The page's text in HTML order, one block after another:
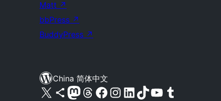
Matt ↗
bbPress ↗
BuddyPress ↗
China 简体中文
关注我们的 X（原 Twitter）账号 访问我们的 Bluesky 账号 关注我们的 Mastodon 账号 访问我们的 Threads 账号 访问我们的 Facebook 公共主页 关注我们的 Instagram 账号 关注我们的 LinkedIn 主页 访问我们的 TikTok 账号 访问我们的 YouTube 频道 访问我们的 Tumblr 账号